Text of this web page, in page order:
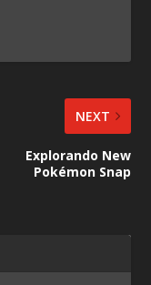
NEXT
Explorando New
Pokémon Snap